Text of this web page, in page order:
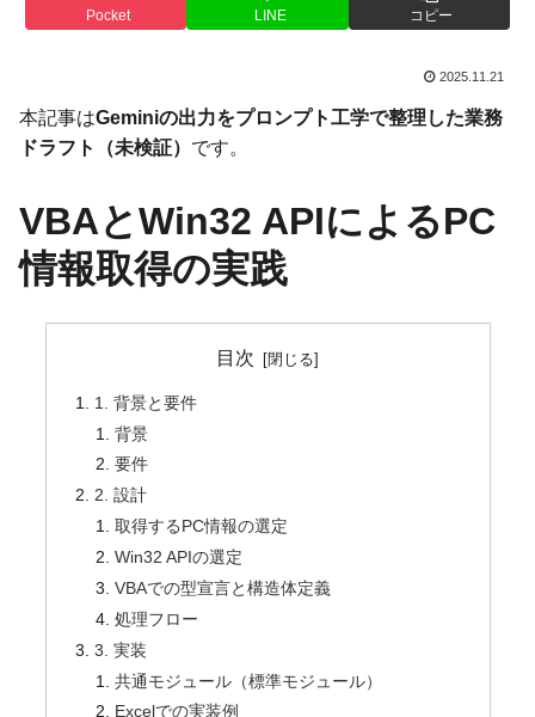
Pocket LINE コピー
2025.11.21
本記事はGeminiの出力をプロンプト工学で整理した業務
ドラフト（未検証） です。
VBAとWin32 APIによるPC
情報取得の実践
目次
1. 背景と要件
背景
要件
2. 設計
取得するPC情報の選定
Win32 APIの選定
VBAでの型宣言と構造体定義
処理フロー
3. 実装
共通モジュール（標準モジュール）
Excelでの実装例